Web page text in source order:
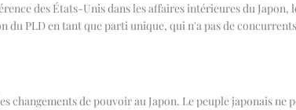
des États-Unis dans les affaires intérieures du
du PLD en tant que parti unique, qui n'a pas de
changements de pouvoir au Japon. Le peuple japonais